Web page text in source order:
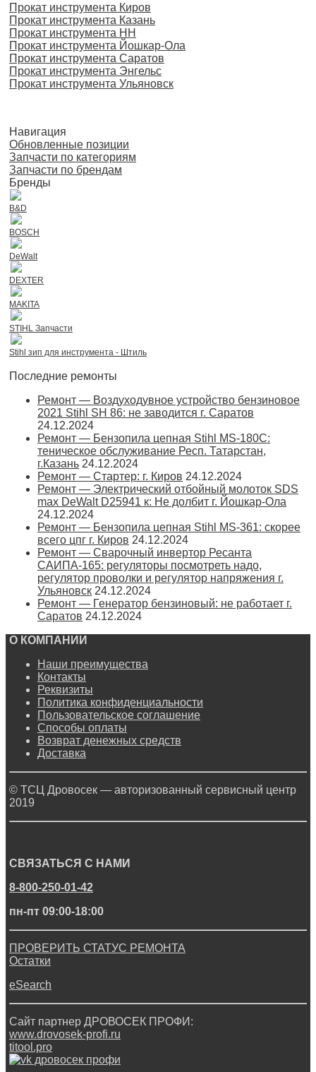
Прокат инструмента Киров
Прокат инструмента Казань
Прокат инструмента НН
Прокат инструмента Йошкар-Ола
Прокат инструмента Саратов
Прокат инструмента Энгельс
Прокат инструмента Ульяновск
Навигация
Обновленные позиции
Запчасти по категориям
Запчасти по брендам
Бренды
B&D
BOSCH
DeWalt
DEXTER
MAKITA
STIHL Запчасти
Stihl зип для инструмента - Штиль
Последние ремонты
Ремонт — Воздуходувное устройство бензиновое
2021 Stihl SH 86: не заводится г. Саратов
24.12.2024
Ремонт — Бензопила цепная Stihl MS-180С:
теническое обслуживание Респ. Татарстан,
г.Казань 24.12.2024
Ремонт — Стартер: г. Киров 24.12.2024
Ремонт — Электрический отбойный молоток SDS
max DeWalt D25941 к: Не долбит г. Йошкар-Ола
24.12.2024
Ремонт — Бензопила цепная Stihl MS-361: скорее
всего цпг г. Киров 24.12.2024
Ремонт — Сварочный инвертор Ресанта
САИПА-165: регуляторы посмотреть надо,
регулятор проволки и регулятор напряжения г.
Ульяновск 24.12.2024
Ремонт — Генератор бензиновый: не работает г.
Саратов 24.12.2024
О КОМПАНИИ
Наши преимущества
Контакты
Реквизиты
Политика конфиденциальности
Пользовательское соглашение
Способы оплаты
Возврат денежных средств
Доставка
© ТСЦ Дровосек — авторизованный сервисный центр
2019
СВЯЗАТЬСЯ С НАМИ
8-800-250-01-42
пн-пт 09:00-18:00
ПРОВЕРИТЬ СТАТУС РЕМОНТА
Остатки
eSearch
Сайт партнер ДРОВОСЕК ПРОФИ:
www.drovosek-profi.ru
titool.pro